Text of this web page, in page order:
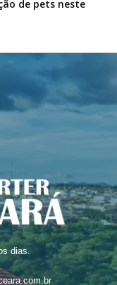
de pets neste
dias.